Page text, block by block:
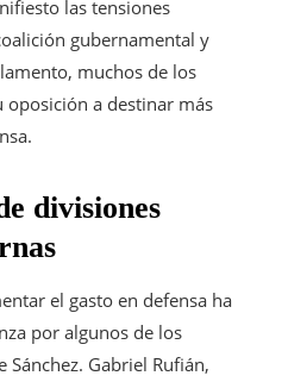
las tensiones
gubernamental y
muchos de los
oposición a destinar más
divisiones
el gasto en defensa ha
por algunos de los
Gabriel Rufián,